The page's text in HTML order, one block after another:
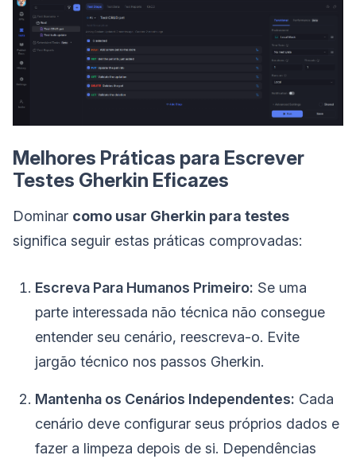
Melhores Práticas para Escrever
Testes Gherkin Eficazes
Dominar como usar Gherkin para testes
significa seguir estas práticas comprovadas:
Escreva Para Humanos Primeiro: Se uma
parte interessada não técnica não consegue
entender seu cenário, reescreva-o. Evite
jargão técnico nos passos Gherkin.
Mantenha os Cenários Independentes: Cada
cenário deve configurar seus próprios dados e
fazer a limpeza depois de si. Dependências